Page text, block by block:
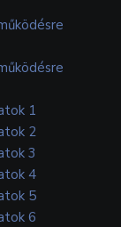
1
2
3
4
5
6